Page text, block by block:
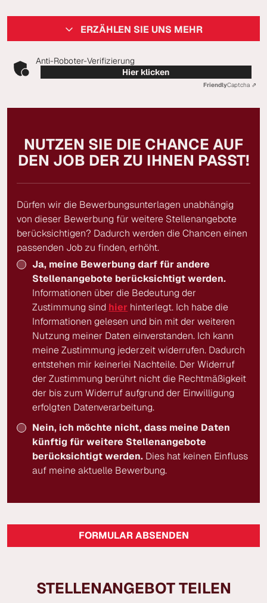
ERZÄHLEN SIE UNS MEHR
Anti-Roboter-Verifizierung
Hier klicken
FriendlyCaptcha ⇗
NUTZEN SIE DIE CHANCE AUF
DEN JOB DER ZU IHNEN PASST!
Dürfen wir die Bewerbungsunterlagen unabhängig
von dieser Bewerbung für weitere Stellenangebote
berücksichtigen? Dadurch werden die Chancen einen
passenden Job zu finden, erhöht.
Ja, meine Bewerbung darf für andere
Stellenangebote berücksichtigt werden.
Informationen über die Bedeutung der
Zustimmung sind hier hinterlegt. Ich habe die
Informationen gelesen und bin mit der weiteren
Nutzung meiner Daten einverstanden. Ich kann
meine Zustimmung jederzeit widerrufen. Dadurch
entstehen mir keinerlei Nachteile. Der Widerruf
der Zustimmung berührt nicht die Rechtmäßigkeit
der bis zum Widerruf aufgrund der Einwilligung
erfolgten Datenverarbeitung.
Nein, ich möchte nicht, dass meine Daten
künftig für weitere Stellenangebote
berücksichtigt werden. Dies hat keinen Einfluss
auf meine aktuelle Bewerbung.
FORMULAR ABSENDEN
STELLENANGEBOT TEILEN